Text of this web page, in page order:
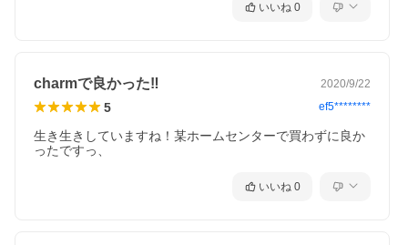
いいね 0
charmで良かった‼️ 2020/9/22
5 ef5********
生き生きしていますね！某ホームセンターで買わずに良か
ったですっ、
いいね 0